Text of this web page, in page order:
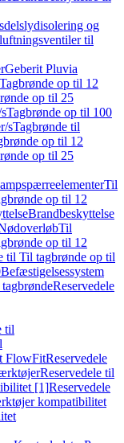
og
til
Geberit Pluvia
Tagbrønde op til 12
op til 25
Tagbrønde op til 100
sTagbrønde til
op til 12
op til 25
Til
op til 12
Brandbeskyttelse
Til
op til 12
til Til tagbrønde op til
Befæstigelsessystem
Reservedele
til
FlowFitReservedele
Reservedele til
[1]Reservedele
kompatibilitet